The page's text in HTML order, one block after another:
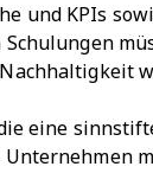
und KPIs
eine
Unternehmen